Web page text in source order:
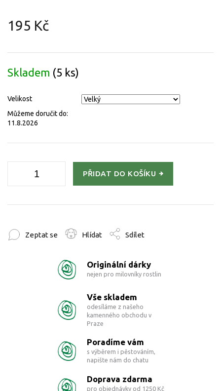
195 Kč
cena:
Skladem (5 ks)
Velikost
Můžeme doručit do:
11.8.2026
PŘIDAT DO KOŠÍKU
Zeptat se Hlídat Sdílet
Originální dárky
nejen pro milovníky rostlin
Vše skladem
odesíláme z našeho
kamenného obchodu v
Praze
Poradíme vám
s výběrem i pěstováním,
napište nám do chatu
Doprava zdarma
pro objednávky od 1250 Kč